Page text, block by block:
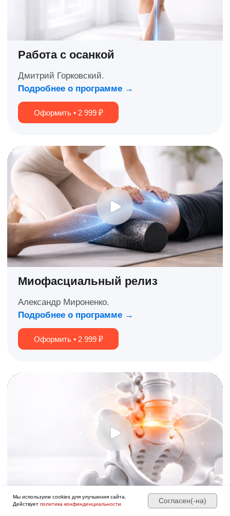
Мы используем cookies для улучшения сайта.
Действует политика конфинденциальности Согласен(-на)